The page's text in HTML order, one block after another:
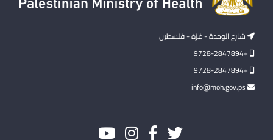
شارع الوحدة - غزة - فلسطين
+9728-2847894
+9728-2847894